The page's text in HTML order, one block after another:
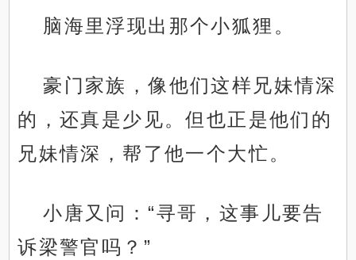
脑海里浮现出那个小狐狸。
豪门家族，像他们这样兄妹情深
的，还真是少见。但也正是他们的
兄妹情深，帮了他一个大忙。
小唐又问：“寻哥，这事儿要告
诉梁警官吗？”